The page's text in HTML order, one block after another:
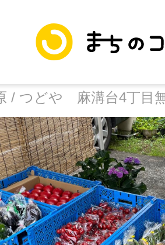
/ つどや 麻溝台4丁目
トップ
スポットに